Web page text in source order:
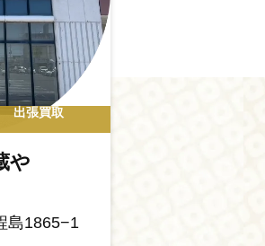
出張買取
や
島1865−1